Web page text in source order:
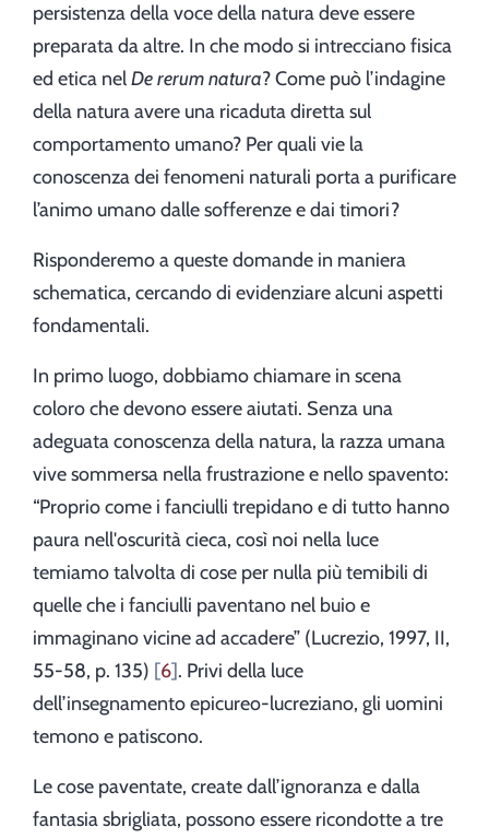
persistenza della voce della natura deve essere
preparata da altre. In che modo si intrecciano fisica
ed etica nelDe rerum natura? Come può l’indagine
della natura avere una ricaduta diretta sul
comportamento umano? Per quali vie la
conoscenza dei fenomeni naturali porta a purificare
l’animo umano dalle sofferenze e dai timori?
Risponderemo a queste domande in maniera
schematica, cercando di evidenziare alcuni aspetti
fondamentali.
In primo luogo, dobbiamo chiamare in scena
coloro che devono essere aiutati. Senza una
adeguata conoscenza della natura, la razza umana
vive sommersa nella frustrazione e nello spavento:
“Proprio come i fanciulli trepidano e di tutto hanno
paura nell'oscurità cieca, così noi nella luce
temiamo talvolta di cose per nulla più temibili di
quelle che i fanciulli paventano nel buio e
immaginano vicine ad accadere” (Lucrezio, 1997, II,
55-58, p. 135) 6 . Privi della luce
dell’insegnamento epicureo-lucreziano, gli uomini
temono e patiscono.
Le cose paventate, create dall’ignoranza e dalla
fantasia sbrigliata, possono essere ricondotte a tre